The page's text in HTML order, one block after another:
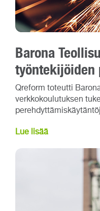
Barona
työntekijöiden
Qreform toteutti
verkkokoulutuksen
Lue lisää